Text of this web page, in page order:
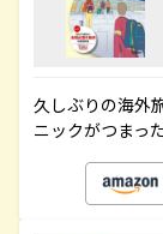
久しぶりの海外
ニックがつまっ